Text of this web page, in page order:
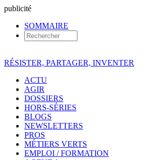
publicité
SOMMAIRE
RÉSISTER, PARTAGER, INVENTER
ACTU
AGIR
DOSSIERS
HORS-SÉRIES
BLOGS
NEWSLETTERS
PROS
MÉTIERS VERTS
EMPLOI / FORMATION